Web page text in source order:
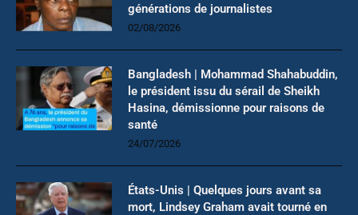
générations de journalistes
02/08/2026
Bangladesh | Mohammad Shahabuddin,
le président issu du sérail de Sheikh
Hasina, démissionne pour raisons de
santé
24/07/2026
États-Unis | Quelques jours avant sa
mort, Lindsey Graham avait tourné en